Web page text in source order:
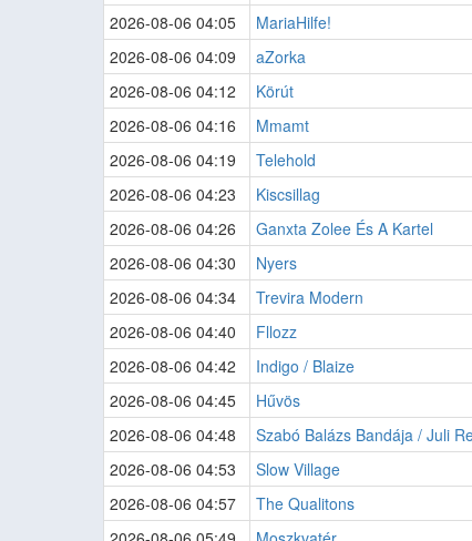
2026-08-06 04:05
MariaHilfe!
2026-08-06 04:09
aZorka
2026-08-06 04:12
Körút
2026-08-06 04:16
Mmamt
2026-08-06 04:19
Telehold
2026-08-06 04:23
Kiscsillag
2026-08-06 04:26
Ganxta Zolee És A Kartel
2026-08-06 04:30
Nyers
2026-08-06 04:34
Trevira Modern
2026-08-06 04:40
Fllozz
2026-08-06 04:42
Indigo / Blaize
2026-08-06 04:45
Hűvös
2026-08-06 04:48
Szabó Balázs Bandája / Juli
2026-08-06 04:53
Slow Village
2026-08-06 04:57
The Qualitons